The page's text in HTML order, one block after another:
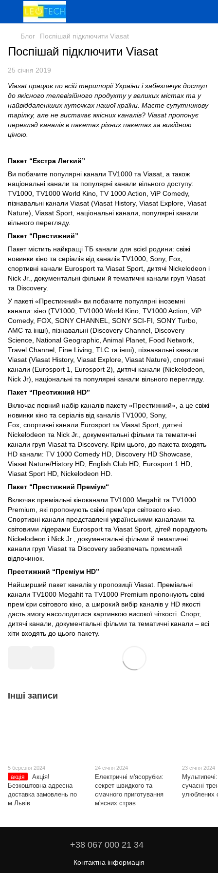
Блог Поспішай підключити Viasat
Поспішай підключити Viasat
25 січня 2019
Viasat працює по всій території України і забезпечує доступ
до якісного телевізійного продукту у великих містах та у
найвіддаленіших куточках нашої країни. Маєте супутникову
тарілку, але не вистачає якісних каналів? Viasat пропонує
перегляд каналів в пакетах різних пакетах за вигідною
ціною.
Пакет “Екстра Легкий”
Ви побачите популярні канали TV1000 та Viasat, а також
національні канали та популярні канали вільного доступу:
TV1000, TV1000 World Kino, TV 1000 Action, ViP Comedy,
пізнавальні канали Viasat (Viasat History, Viasat Explore, Viasat
Nature), Viasat Sport, національні канали, популярні канали
вільного перегляду.
Пакет “Престижний”
Пакет містить найкращі ТБ канали для всієї родини: свіжі
новинки кіно та серіалів від каналів TV1000, Sony, Fox,
спортивні канали Eurosport та Viasat Sport, дитячі Nickelodeon і
Nick Jr., документальні фільми й тематичні канали груп Viasat
та Discovery.
У пакеті «Престижний» ви побачите популярні іноземні
канали: кіно (TV1000, TV1000 World Kino, TV1000 Action, ViP
Comedy, FOX, SONY CHANNEL, SONY SCI-FI, SONY Turbo,
AMC та інші), пізнавальні (Discovery Channel, Discovery
Science, National Geographic, Animal Planet, Food Network,
Travel Channel, Fine Living, TLC та інші), пізнавальні канали
Viasat (Viasat History, Viasat Explore, Viasat Nature), спортивні
канали (Eurosport 1, Eurosport 2), дитячі канали (Nickelodeon,
Nick Jr), національні та популярні канали вільного перегляду.
Пакет “Престижний HD”
Включає повний набір каналів пакету «Престижний», а це свіжі
новинки кіно та серіалів від каналів TV1000, Sony,
Fox, спортивні канали Eurosport та Viasat Sport, дитячі
Nickelodeon та Nick Jr., документальні фільми та тематичні
канали груп Viasat та Discovery. Крім цього, до пакета входять
HD канали: TV 1000 Comedy HD, Discovery HD Showcase,
Viasat Nature/History HD, English Club HD, Eurosport 1 HD,
Viasat Sport HD, Nickelodeon HD.
Пакет “Престижний Преміум“
Включає преміальні кіноканали TV1000 Megahit та TV1000
Premium, які пропонують свіжі прем’єри світового кіно.
Спортивні канали представлені українськими каналами та
світовими лідерами Eurosport та Viasat Sport, дітей порадують
Nickelodeon і Nick Jr., документальні фільми й тематичні
канали груп Viasat та Discovery забезпечать приємний
відпочинок.
Престижний “Преміум HD”
Найширший пакет каналів у пропозиції Viasat. Преміальні
канали TV1000 Megahit та TV1000 Premium пропонують свіжі
прем’єри світового кіно, а широкий вибір каналів у HD якості
дасть змогу насолодитися картинкою високої чіткості. Спорт,
дитячі канали, документальні фільми та тематичні канали – всі
хіти входять до цього пакету.
Інші записи
5 березня 2024
акція
Акція!
Безкоштовна адресна
доставка замовлень по
м.Львів
24 січня 2024
Електричні м'ясорубки:
секрет швидкого та
смачного приготування
м'ясних страв
23 січня 2024
Мультипечі:
сучасні
улюблених
+38 067 000 21 34
Контактна інформація